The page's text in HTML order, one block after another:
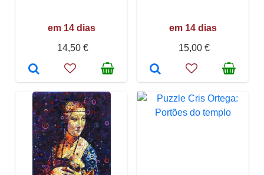
em 14 dias
14,50 €
em 14 dias
15,00 €